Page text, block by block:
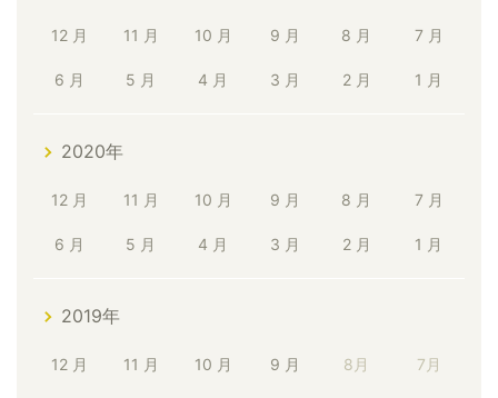
12 月 11 月 10 月 9 月 8 月 7 月
6 月 5 月 4 月 3 月 2 月 1 月
2020年
12 月 11 月 10 月 9 月 8 月 7 月
6 月 5 月 4 月 3 月 2 月 1 月
2019年
12 月 11 月 10 月 9 月 8月 7月